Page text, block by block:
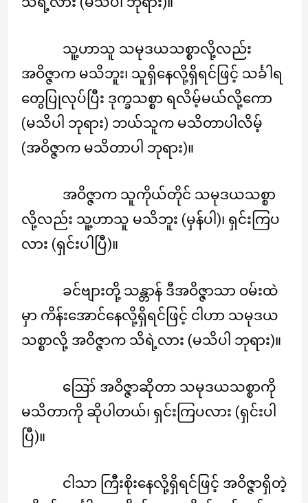
သူ့ဟာသူ သမုဒယသစ္စာလို့လည်း
အဝိဇ္ဇာက မသိဘူး၊ သူရှိနေလို့ရှိရင်ဖြင့် သင်္ခါရ
တွေပြုလုပ်ပြီး ဒုက္ခသစ္စာ ရလိမ့်မယ်လို့ကော
(မသိပါ ဘုရား) ဘယ်သူက မသိတာပါလိမ့်
(အဝိဇ္ဇာက မသိတာပါ ဘုရား)။
အဝိဇ္ဇာက သူကိုယ်တိုင် သမုဒယသစ္စာ
လို့လည်း သူ့ဟာသူ မသိဘူး (မှန်ပါ)၊ ရှင်းကြပ
လား (ရှင်းပါပြီ)။
ခင်ဗျားတို့ သန္တာန် ဒီအဝိဇ္ဇာသာ ဝမ်းထဲ
မှာ ကိန်းအောင်နေလို့ရှိရင်ဖြင့် ငါဟာ သမုဒယ
သစ္စာလို့ အဝိဇ္ဇာက သိရဲ့လား (မသိပါ ဘုရား)။
ဪ အဝိဇ္ဇာဆိုတာ သမုဒယသစ္စာကို
မသိတာကို ဆိုပါတယ်၊ ရှင်းကြပလား (ရှင်းပါ
ပြီ)။
ငါသာ ကြီးစိုးနေလို့ရှိရင်ဖြင့် အဝိဇ္ဇာရှိတဲ့